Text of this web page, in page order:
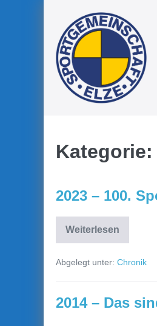
Kategorie:
2023 – 100.
Weiterlesen
2023
–
Gelb
Abgelegt unter: Chronik
2014 – Das